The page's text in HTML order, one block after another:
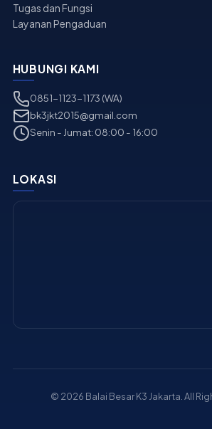
Tugas dan Fungsi
Layanan Pengaduan
HUBUNGI KAMI
0851-1123-1173 (WA)
bk3jkt2015@gmail.com
Senin - Jumat: 08:00 - 16:00
LOKASI
© 2026 Balai Besar K3 Jakarta. All